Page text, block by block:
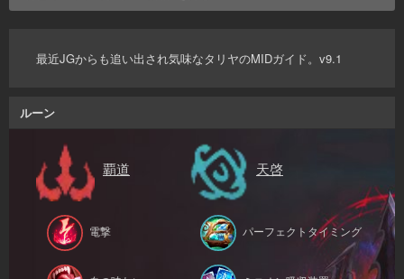
最近JGからも追い出され気味なタリヤのMIDガイド。v9.1
ルーン
覇道
電撃
天啓
パーフェクトタイミング